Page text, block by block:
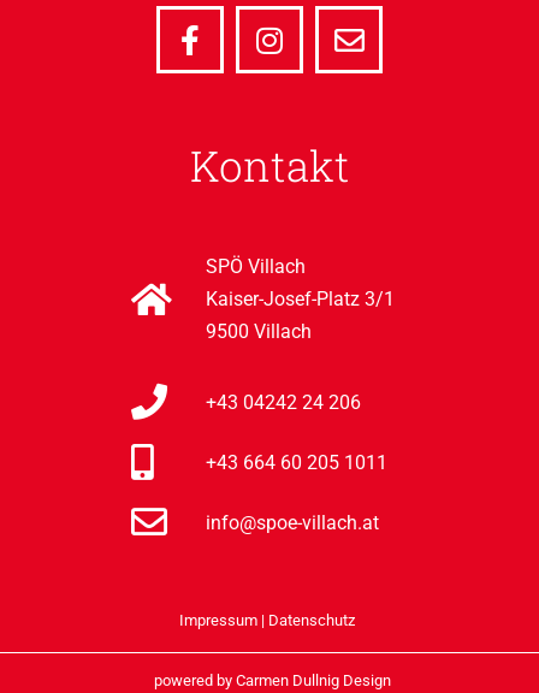
Kontakt
SPÖ Villach
Kaiser-Josef-Platz 3/1
9500 Villach
+43 04242 24 206
+43 664 60 205 1011
info@spoe-villach.at
powered by Carmen Dullnig Design
Impressum| Datenschutz